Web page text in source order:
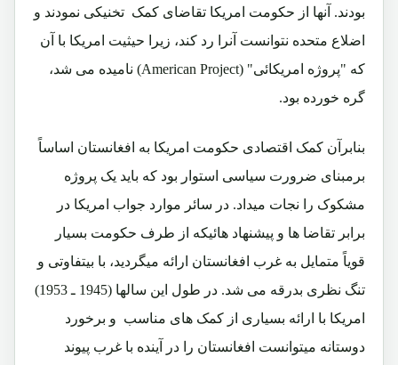
بودند. آنها از حکومت امریکا تقاضای کمک تخنیکی نمودند و
اضلاع متحده نتوانست آنرا رد کند، زیرا حیثیت امریکا با آن
که "پروژه امریکائی" (American Project
) نامیده می شد،
گره خورده بود.
بنابرآن کمک اقتصادی حکومت امریکا به افغانستان اساساً
برمبنای ضرورت سیاسی استوار بود که باید یک پروژه
مشکوک را نجات میداد. در سائر موارد جواب امریکا در
برابر تقاضا ها و پیشنهاد هائیکه از طرف حکومت بسیار
قویاً متمایل به غرب افغانستان ارائه میگردید، با بیتفاوتی و
تنگ نظری بدرقه می شد. در طول این سالها (1945 ـ 1953)
امریکا با ارائه بسیاری از کمک های مناسب و برخورد
دوستانه میتوانست افغانستان را در آینده با غرب پیوند